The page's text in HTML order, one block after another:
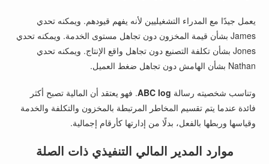
يعمل جيدًا مع المدراء التشغيليين لأنه يفهم قيودهم. ويمكنه تحدي
James بشأن قيمة المخزون دون تجاهل مستوى الخدمة. ويمكنه تحدي
Jones بشأن تكلفة التصنيع دون تجاهل واقع الإنتاج. ويمكنه تحدي
Nathan بشأن الهامش دون تجاهل ضغط العميل.
وتناسب شخصيته رسالة ABC log. فهو يعتقد أن المالية تصبح أكثر
فائدة عندما يتم تقسيم المخاطر المرتبطة بالمخزون والتكلفة والخدمة
وقياسها وربطها بالفعل، بدلًا من إدارتها كأرقام إجمالية.
موارد المدير المالي التنفيذي ذات الصلة